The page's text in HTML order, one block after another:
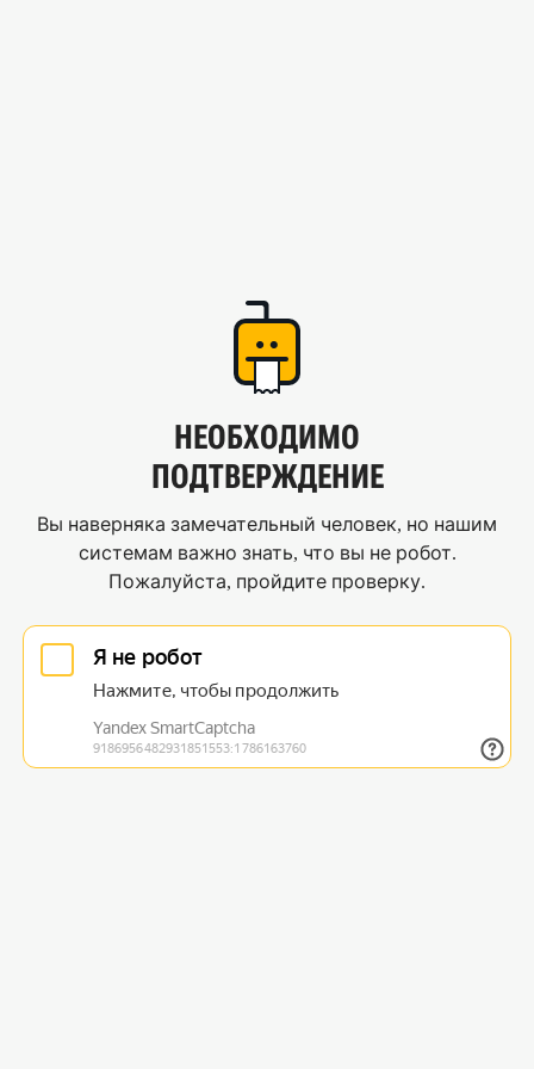
НЕОБХОДИМО
ПОДТВЕРЖДЕНИЕ
Вы наверняка замечательный человек, но нашим
системам важно знать, что вы не робот.
Пожалуйста, пройдите проверку.